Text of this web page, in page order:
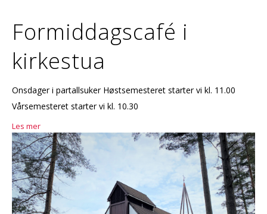
Formiddagscafé i
kirkestua
Onsdager i partallsuker Høstsemesteret starter vi kl. 11.00
Vårsemesteret starter vi kl. 10.30
Les mer